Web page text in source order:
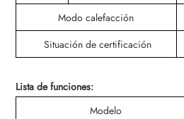
Modo calefacción
Situación de certificación
Lista de funciones:
Modelo